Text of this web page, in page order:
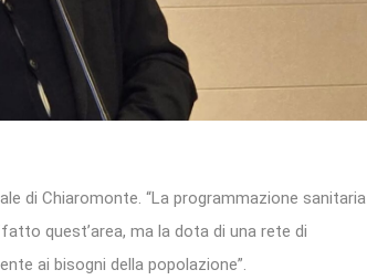
di Chiaromonte. “La programmazione sanitaria
quest’area, ma la dota di una rete di
ai bisogni della popolazione”.